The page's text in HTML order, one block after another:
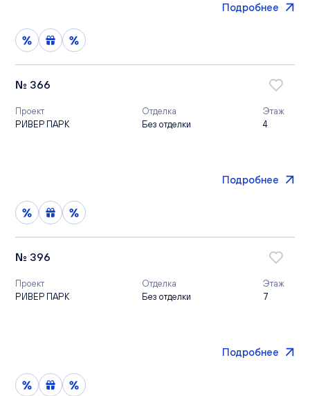
Подробнее
№ 366
Проект
РИВЕР ПАРК
Отделка
Без отделки
Этаж
4
Подробнее
№ 396
Проект
РИВЕР ПАРК
Отделка
Без отделки
Этаж
7
Подробнее